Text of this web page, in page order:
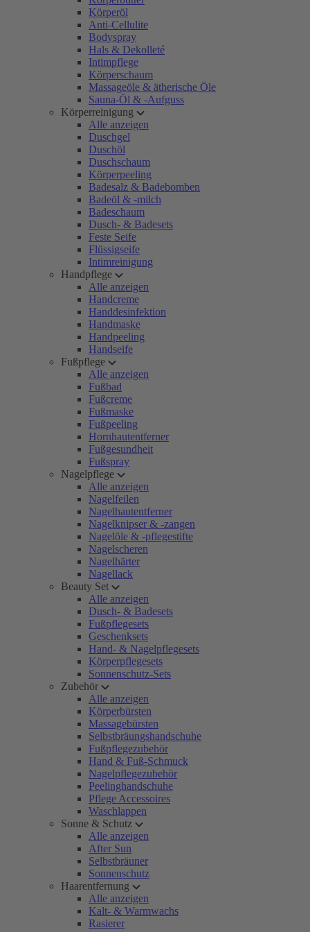
Körperöl
Anti-Cellulite
Bodyspray
Hals & Dekolleté
Intimpflege
Körperschaum
Massageöle & ätherische Öle
Sauna-Öl & -Aufguss
Körperreinigung
Alle anzeigen
Duschgel
Duschöl
Duschschaum
Körperpeeling
Badesalz & Badebomben
Badeöl & -milch
Badeschaum
Dusch- & Badesets
Feste Seife
Flüssigseife
Intimreinigung
Handpflege
Alle anzeigen
Handcreme
Handdesinfektion
Handmaske
Handpeeling
Handseife
Fußpflege
Alle anzeigen
Fußbad
Fußcreme
Fußmaske
Fußpeeling
Hornhautentferner
Fußgesundheit
Fußspray
Nagelpflege
Alle anzeigen
Nagelfeilen
Nagelhautentferner
Nagelknipser & -zangen
Nagelöle & -pflegestifte
Nagelscheren
Nagelhärter
Nagellack
Beauty Set
Alle anzeigen
Dusch- & Badesets
Fußpflegesets
Geschenksets
Hand- & Nagelpflegesets
Körperpflegesets
Sonnenschutz-Sets
Zubehör
Alle anzeigen
Körperbürsten
Massagebürsten
Selbstbräungshandschuhe
Fußpflegezubehör
Hand & Fuß-Schmuck
Nagelpflegezubehör
Peelinghandschuhe
Pflege Accessoires
Waschlappen
Sonne & Schutz
Alle anzeigen
After Sun
Selbstbräuner
Sonnenschutz
Haarentfernung
Alle anzeigen
Kalt- & Warmwachs
Rasierer